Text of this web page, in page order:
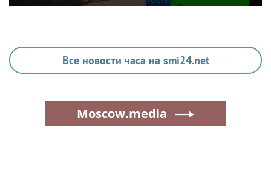
Все новости часа на smi24.net
Moscow.media